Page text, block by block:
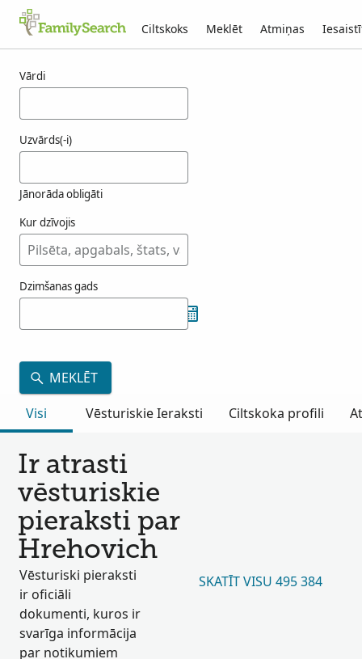
Ciltskoks Meklēt Atmiņas
Vārdi
Uzvārds(-i)
Jānorāda obligāti
Kur dzīvojis
Dzimšanas gads
MEKLĒT
Visi
Vēsturiskie Ieraksti Ciltskoka profili
Ir atrasti
vēsturiskie
pieraksti par
Hrehovich
Vēsturiski pieraksti
ir oficiāli
dokumenti, kuros ir
svarīga informācija
par notikumiem
SKATĪT VISU 495 384